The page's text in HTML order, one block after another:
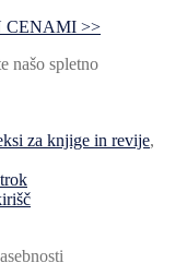
CENAMI >>
našo spletno
za knjige in revije,